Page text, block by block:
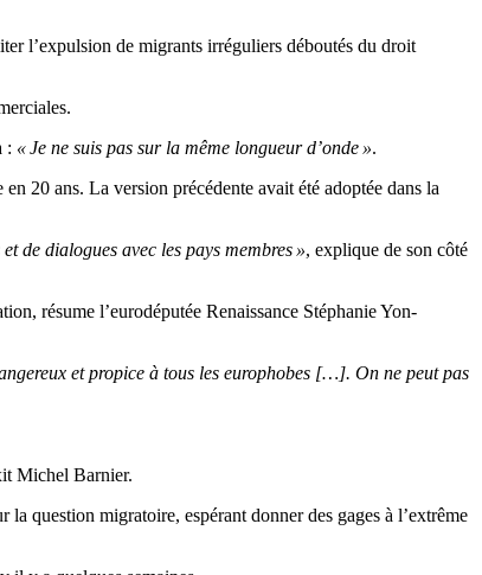
l’expulsion de migrants irréguliers déboutés du droit
: « Je ne suis pas sur la même longueur d’onde ».
20 ans. La version précédente avait été adoptée dans la
de dialogues avec les pays membres », explique de son côté
résume l’eurodéputée Renaissance Stéphanie Yon-
et propice à tous les europhobes […]. On ne peut pas
Michel Barnier.
question migratoire, espérant donner des gages à l’extrême